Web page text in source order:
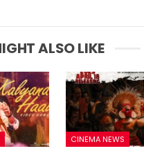
ALSO LIKE
CINEMA NEWS